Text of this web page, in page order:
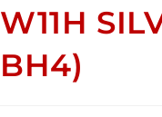
W11H
BH4)